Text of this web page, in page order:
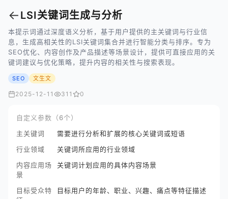
← LSI关键词生成与分析
本提示词通过深度语义分析，基于用户提供的主关键词与行业信
息，生成高相关性的LSI关键词集合并进行智能分类与排序。专为
SEO优化、内容创作及产品描述等场景设计，提供可直接应用的关
键词建议与优化策略，提升内容的相关性与搜索表现。
SEO 文生文
2025-12-11 311 0
自定义参数（6个）
主关键词
需要进行分析和扩展的核心关键词或短语
行业领域
关键词所应用的行业领域
内容应用场
景
关键词计划应用的具体内容场景
目标受众特
目标用户的年龄、职业、兴趣、痛点等特征描述